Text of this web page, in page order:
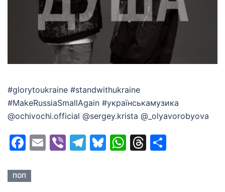
#glorytoukraine #standwithukraine
#MakeRussiaSmallAgain #українськамузика
@ochivochi.official @sergey.krista @_olyavorobyova
Facebook
EmailViberTelegram
Bluesky
WhatsApp
Threads
ПОП